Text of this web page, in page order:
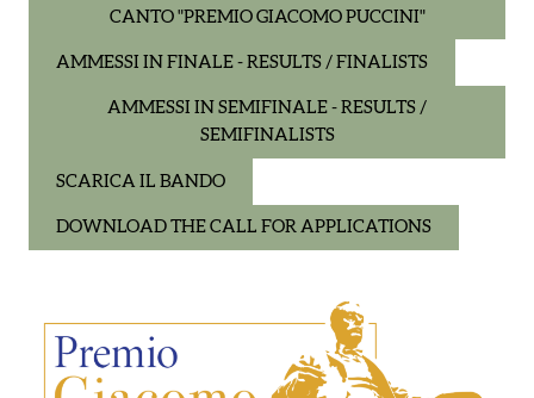
CANTO "PREMIO GIACOMO PUCCINI"
AMMESSI IN FINALE - RESULTS / FINALISTS
AMMESSI IN SEMIFINALE - RESULTS /
SEMIFINALISTS
SCARICA IL BANDO
DOWNLOAD THE CALL FOR APPLICATIONS